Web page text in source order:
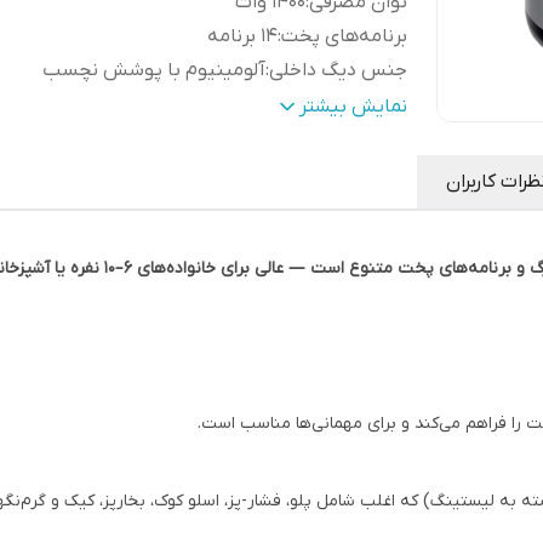
برنامه‌های پخت:۱۴ برنامه
جنس دیگ داخلی:آلومینیوم با پوشش نچسب
قابلیت‌ها:گرم‌نگهدار خودکار، تأخیر در شروع
ایمنی:فل درپوش، حسگر فشار، محافظت در برابر
پنل کنترل:دیجیتال با نمایشگر و کلیدهای برنامه‌ای.
نمایش بیشتر
کاربران